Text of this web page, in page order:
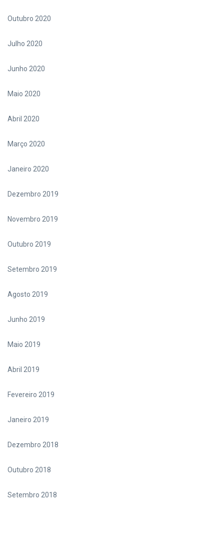
Outubro 2020
Julho 2020
Junho 2020
Maio 2020
Abril 2020
Março 2020
Janeiro 2020
Dezembro 2019
Novembro 2019
Outubro 2019
Setembro 2019
Agosto 2019
Junho 2019
Maio 2019
Abril 2019
Fevereiro 2019
Janeiro 2019
Dezembro 2018
Outubro 2018
Setembro 2018